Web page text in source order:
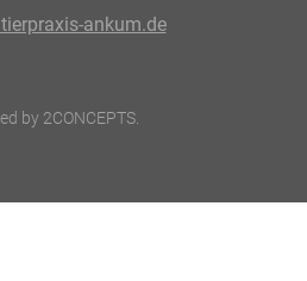
ankum.de
by 2CONCEPTS.